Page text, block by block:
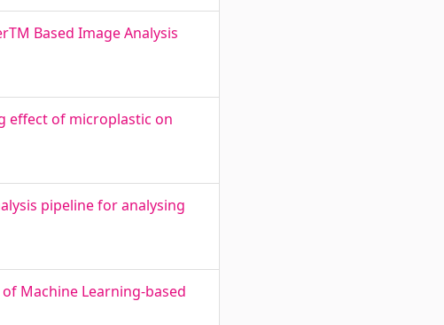
Based Image Analysis
effect of microplastic on
pipeline for analysing
Machine Learning-based